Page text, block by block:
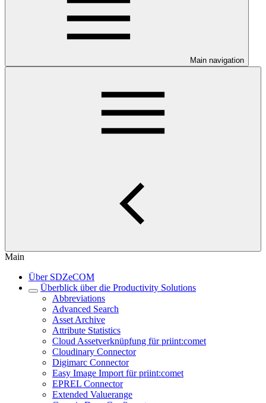
Main navigation
Main
Über SDZeCOM
Überblick über die Productivity Solutions
Abbreviations
Advanced Search
Asset Archive
Attribute Statistics
Cloud Assetverknüpfung für priint:comet
Cloudinary Connector
Digimarc Connector
Easy Image Import für priint:comet
EPREL Connector
Extended Valuerange